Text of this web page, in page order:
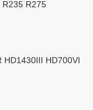
R235 R275
HD1430III HD700VI